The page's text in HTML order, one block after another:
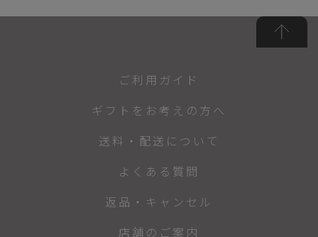
ご利用ガイド
ギフトをお考えの方へ
送料・配送について
よくある質問
返品・キャンセル
店舗のご案内